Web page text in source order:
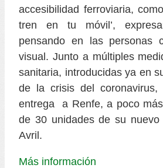
accesibilidad ferroviaria,
tren en tu móvil’,
pensando en las personas
visual. Junto a múltiples
sanitaria, introducidas ya en
de la crisis del
entrega a Renfe, a poco
de 30 unidades de su nuevo
Avril.
Más información